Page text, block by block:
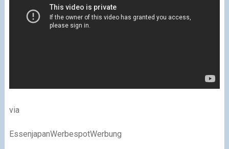
via
EssenjapanWerbespotWerbung